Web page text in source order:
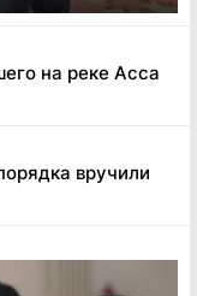
на реке Асса
вручили